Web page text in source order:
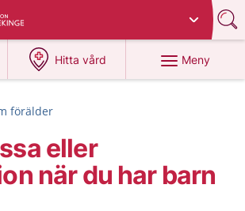
region
Hitta vård
på 1177.se
Meny
förälder
eller
när du har barn